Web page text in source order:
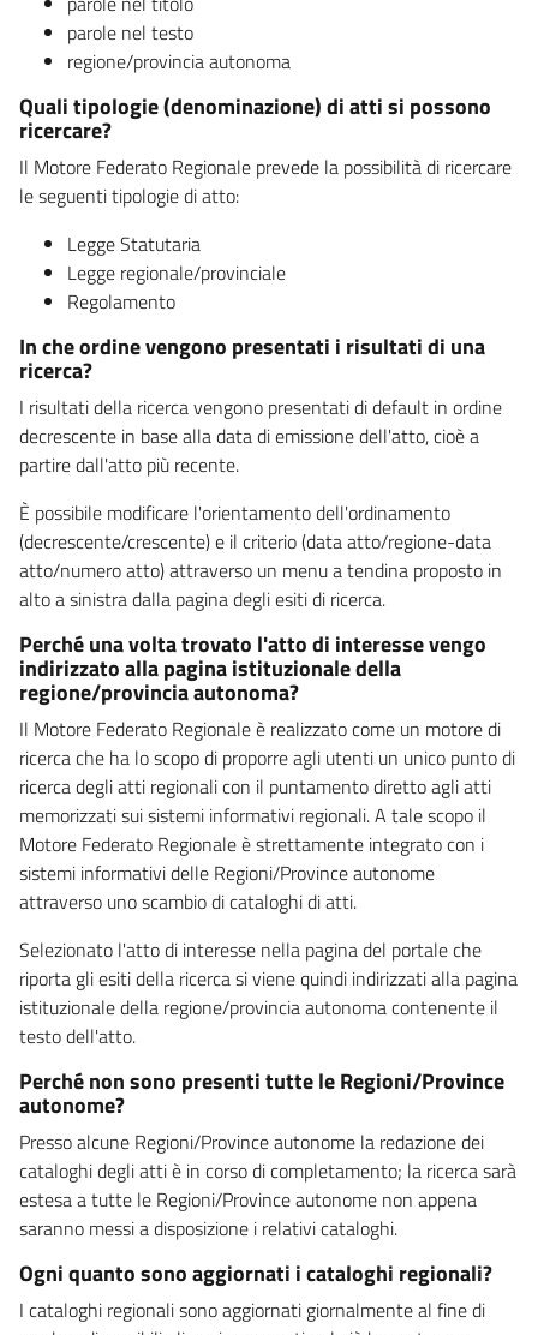
parole nel testo
regione/provincia autonoma
Quali tipologie (denominazione) di atti si possono
ricercare?
Il Motore Federato Regionale prevede la possibilità di ricercare
le seguenti tipologie di atto:
Legge Statutaria
Legge regionale/provinciale
Regolamento
In che ordine vengono presentati i risultati di una
ricerca?
I risultati della ricerca vengono presentati di default in ordine
decrescente in base alla data di emissione dell'atto, cioè a
partire dall'atto più recente.
È possibile modificare l'orientamento dell'ordinamento
(decrescente/crescente) e il criterio (data atto/regione-data
atto/numero atto) attraverso un menu a tendina proposto in
alto a sinistra dalla pagina degli esiti di ricerca.
Perché una volta trovato l'atto di interesse vengo
indirizzato alla pagina istituzionale della
regione/provincia autonoma?
Il Motore Federato Regionale è realizzato come un motore di
ricerca che ha lo scopo di proporre agli utenti un unico punto di
ricerca degli atti regionali con il puntamento diretto agli atti
memorizzati sui sistemi informativi regionali. A tale scopo il
Motore Federato Regionale è strettamente integrato con i
sistemi informativi delle Regioni/Province autonome
attraverso uno scambio di cataloghi di atti.
Selezionato l'atto di interesse nella pagina del portale che
riporta gli esiti della ricerca si viene quindi indirizzati alla pagina
istituzionale della regione/provincia autonoma contenente il
testo dell'atto.
Perché non sono presenti tutte le Regioni/Province
autonome?
Presso alcune Regioni/Province autonome la redazione dei
cataloghi degli atti è in corso di completamento; la ricerca sarà
estesa a tutte le Regioni/Province autonome non appena
saranno messi a disposizione i relativi cataloghi.
Ogni quanto sono aggiornati i cataloghi regionali?
I cataloghi regionali sono aggiornati giornalmente al fine di